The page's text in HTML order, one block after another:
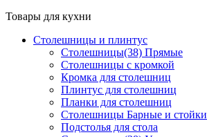
Товары для кухни
Столешницы и плинтус
Столешницы(38) Прямые
Столешницы с кромкой
Кромка для столешниц
Плинтус для столешниц
Планки для столешниц
Столешницы Барные и стойки
Подстолья для стола